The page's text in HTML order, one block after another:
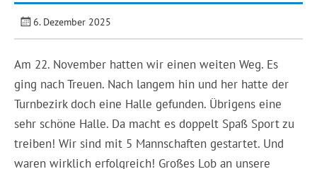
6. Dezember 2025
Am 22. November hatten wir einen weiten Weg. Es
ging nach Treuen. Nach langem hin und her hatte der
Turnbezirk doch eine Halle gefunden. Übrigens eine
sehr schöne Halle. Da macht es doppelt Spaß Sport zu
treiben! Wir sind mit 5 Mannschaften gestartet. Und
waren wirklich erfolgreich! Großes Lob an unsere